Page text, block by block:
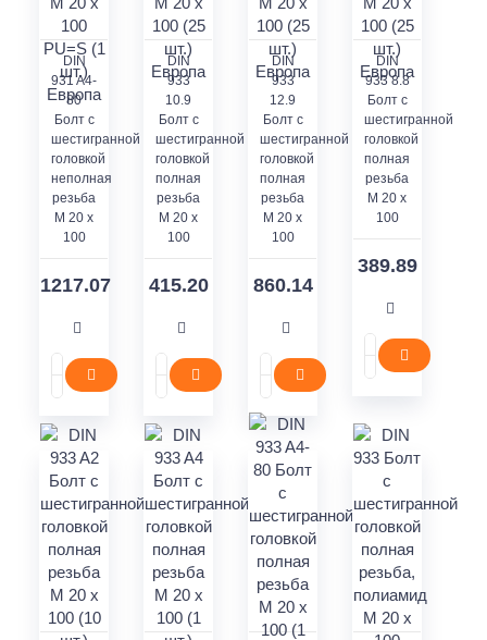
DIN
931 A4-
80
Болт с
шестигранной
головкой
неполная
резьба
M 20 x
100
1217.07
DIN
933
10.9
Болт с
шестигранной
головкой
полная
резьба
M 20 x
100
415.20
DIN
933
12.9
Болт с
шестигранной
головкой
полная
резьба
M 20 x
100
860.14
DIN
933 8.8
Болт с
шестигранной
головкой
полная
резьба
M 20 x
100
389.89